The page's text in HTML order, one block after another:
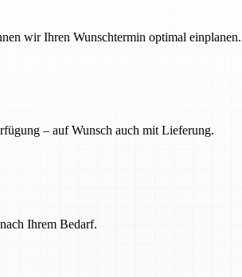
wir Ihren Wunschtermin optimal einplanen.
– auf Wunsch auch mit Lieferung.
Ihrem Bedarf.